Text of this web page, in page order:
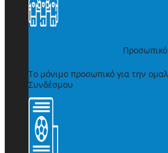
Προσωπικό
Το μόνιμο προσωπικό για την
Συνδέσμου